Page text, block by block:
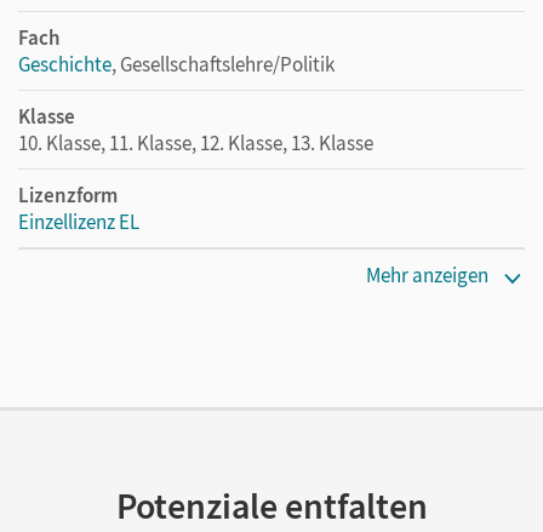
Fach
Geschichte, Gesellschaftslehre/Politik
Klasse
10. Klasse, 11. Klasse, 12. Klasse, 13. Klasse
Lizenzform
Einzellizenz EL
Mehr anzeigen
Potenziale entfalten